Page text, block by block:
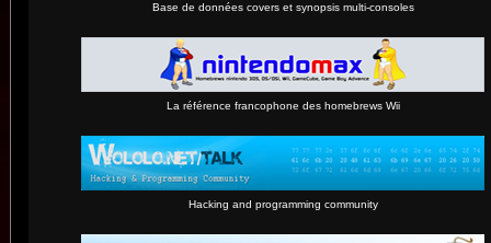
Base de données covers et synopsis multi-consoles
La référence francophone des homebrews Wii
Hacking and programming community